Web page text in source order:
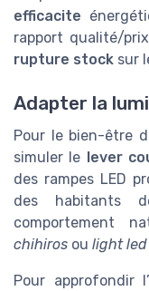
efficacite
rapport qualité/
rupture stock sur
Adapter la
Pour le bien-être
simuler le lever
des rampes LED
des habitants
comportement
chihiros ou light
Pour approfondir